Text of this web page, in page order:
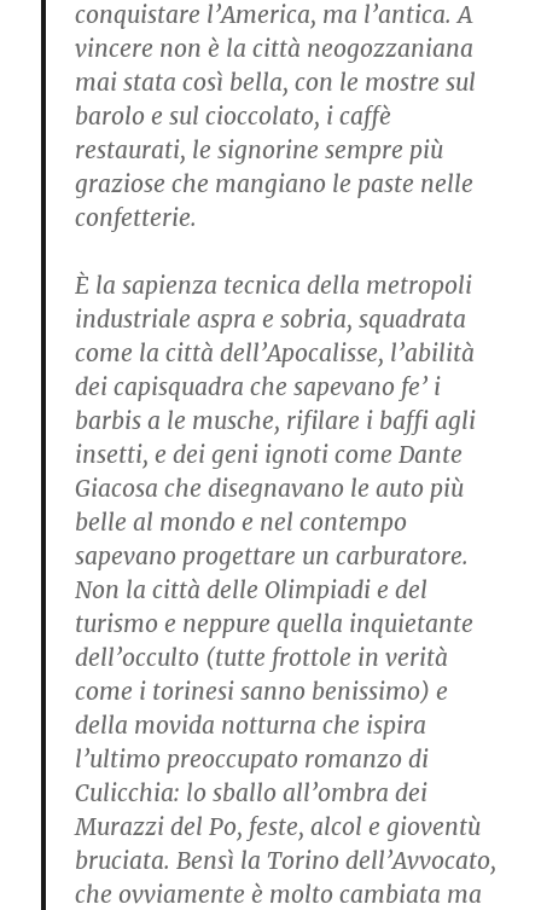
conquistare l’America, ma l’antica. A
vincere non è la città neogozzaniana
mai stata così bella, con le mostre sul
barolo e sul cioccolato, i caffè
restaurati, le signorine sempre più
graziose che mangiano le paste nelle
confetterie.
È la sapienza tecnica della metropoli
industriale aspra e sobria, squadrata
come la città dell’Apocalisse, l’abilità
dei capisquadra che sapevano fe’ i
barbis a le musche, rifilare i baffi agli
insetti, e dei geni ignoti come Dante
Giacosa che disegnavano le auto più
belle al mondo e nel contempo
sapevano progettare un carburatore.
Non la città delle Olimpiadi e del
turismo e neppure quella inquietante
dell’occulto (tutte frottole in verità
come i torinesi sanno benissimo) e
della movida notturna che ispira
l’ultimo preoccupato romanzo di
Culicchia: lo sballo all’ombra dei
Murazzi del Po, feste, alcol e gioventù
bruciata. Bensì la Torino dell’Avvocato,
che ovviamente è molto cambiata ma